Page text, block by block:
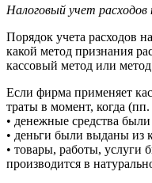
Налоговый учет
Порядок учета расходов
какой метод признания
кассовый метод или
Если фирма применяет
траты в момент, когда
• денежные средства
• деньги были выданы из
• товары, работы, услуги
производится в